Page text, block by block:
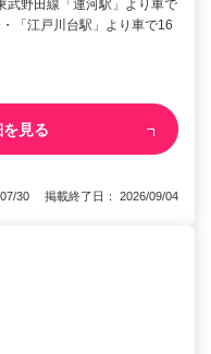
武野田線「運河駅」より車で
「江戸川台駅」より車で16
見る
07/30 掲載終了日： 2026/09/04